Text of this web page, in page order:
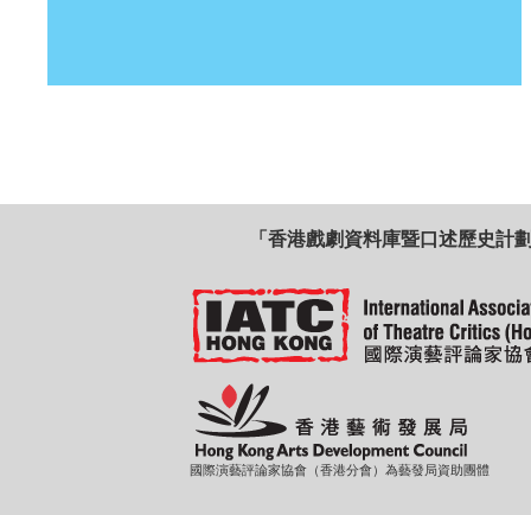
「香港戲劇資料庫暨口述歷史計
國際演藝評論家協會（香港分會）為藝發局資助團體